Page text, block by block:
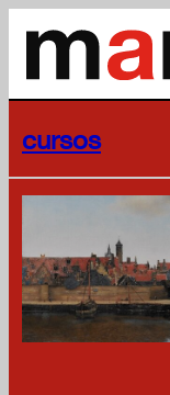
cursos